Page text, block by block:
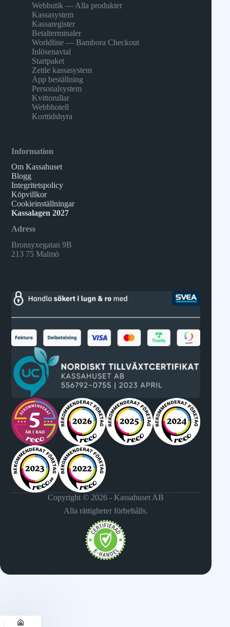
Webbutik — Alla produkter
Kassasystem
Kassaregister
Betalterminaler
Worldline — Bambora Checkout
Inlösenavtal
Startpaket
Zettle kassasystem
App beställning
Personalsystem
Kvittorullar
Webbhotell
Korttidshyra
Information
Om Kassahuset
Blogg
Integritetspolicy
Köpvillkor
Cookieinställningar
Kassalagen 2027
Adress
Bronsyxegatan 9B
213 75 Malmö
Copyright © 2026 - Kassahuset AB
Alla rättigheter förbehålls.